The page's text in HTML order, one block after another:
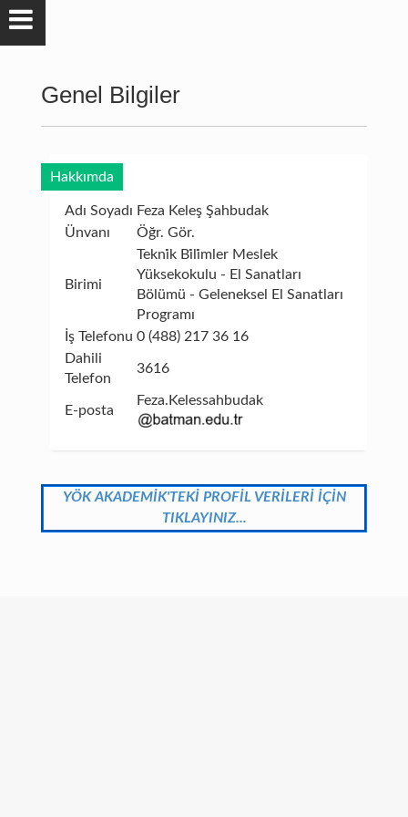
Genel Bilgiler
Hakkımda
Adı Soyadı Feza Keleş Şahbudak
Ünvanı
Öğr. Gör.
Birimi
Tekni̇k Bi̇li̇mler Meslek
Yüksekokulu - El Sanatları
Bölümü - Geleneksel El Sanatları
Programı
İş Telefonu 0 (488) 217 36 16
Dahili
Telefon
3616
E-posta
Feza.Kelessahbudak
YÖK AKADEMİK'TEKİ PROFİL VERİLERİ İÇİN
TIKLAYINIZ...